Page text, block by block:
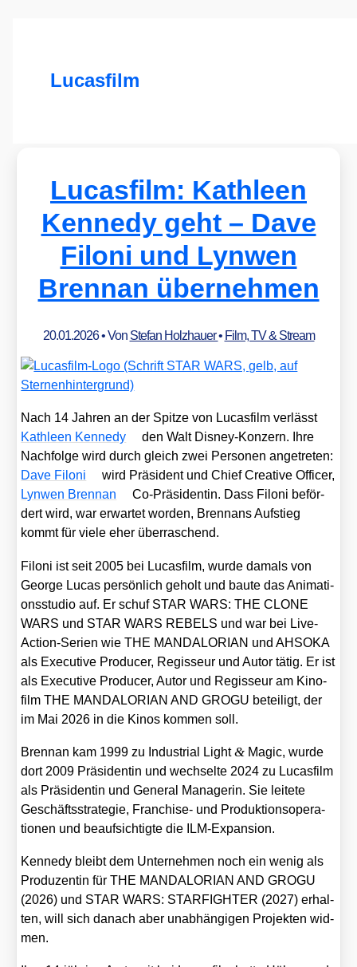
Lucasfilm
Lucasfilm: Kathleen
Kennedy geht – Dave
Filoni und Lynwen
Brennan übernehmen
20.01.2026• Von Stefan Holzhauer• Film, TV & Stream
Nach 14 Jah­ren an der Spit­ze von Lucas­film ver­lässt
Kath­le­en Ken­ne­dy
den Walt Dis­ney-Kon­zern. Ihre
Nach­fol­ge wird durch gleich zwei Per­so­nen ange­tre­ten:
Dave Filoni
wird Prä­si­dent und Chief Crea­ti­ve Offi­cer,
Lyn­wen Brennan
Co-Prä­si­den­tin. Dass Filoni beför­
dert wird, war erwar­tet wor­den, Brenn­ans Auf­stieg
kommt für vie­le eher über­ra­schend.
Filoni ist seit 2005 bei Lucas­film, wur­de damals von
Geor­ge Lucas per­sön­lich geholt und bau­te das Ani­ma­ti­
ons­stu­dio auf. Er schuf STAR WARS: THE CLONE
WARS und STAR WARS REBELS und war bei Live-
Action-Seri­en wie THE MANDALORIAN und AHSOKA
als Exe­cu­ti­ve Pro­du­cer, Regis­seur und Autor tätig. Er ist
als Exe­cu­ti­ve Pro­du­cer, Autor und Regis­seur am Kino­
film THE MANDALORIAN AND GROGU betei­ligt, der
im Mai 2026 in die Kinos kom­men soll.
Brennan kam 1999 zu Indus­tri­al Light& Magic, wur­de
dort 2009 Prä­si­den­tin und wech­sel­te 2024 zu Lucas­film
als Prä­si­den­tin und Gene­ral Mana­ge­rin. Sie lei­te­te
Geschäfts­stra­te­gie, Fran­chise- und Pro­duk­ti­ons­ope­ra­
tio­nen und beauf­sich­tig­te die ILM-Expan­si­on.
Ken­ne­dy bleibt dem Unter­neh­men noch ein wenig als
Pro­du­zen­tin für THE MANDALORIAN AND GROGU
(2026) und STAR WARS: STARFIGHTER (2027) erhal­
ten, will sich danach aber unab­hän­gi­gen Pro­jek­ten wid­
men.